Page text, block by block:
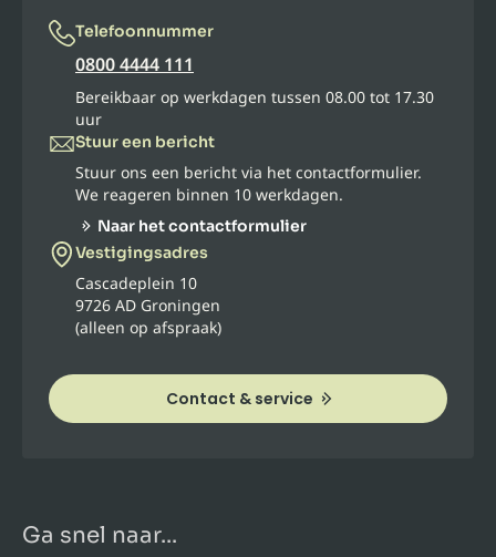
Telefoonnummer
0800 4444 111
Bereikbaar op werkdagen tussen 08.00 tot 17.30
uur
Stuur een bericht
Stuur ons een bericht via het contactformulier.
We reageren binnen 10 werkdagen.
Naar het contactformulier
Vestigingsadres
Cascadeplein 10
9726 AD Groningen
(alleen op afspraak)
Contact & service
Ga snel naar...